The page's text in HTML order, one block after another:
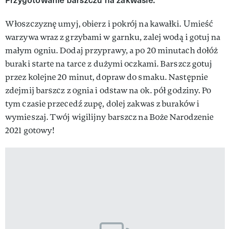
Włoszczyznę umyj, obierz i pokrój na kawałki. Umieść
warzywa wraz z grzybami w garnku, zalej wodą i gotuj na
małym ogniu. Dodaj przyprawy, a po 20 minutach dołóż
buraki starte na tarce z dużymi oczkami. Barszcz gotuj
przez kolejne 20 minut, dopraw do smaku. Następnie
zdejmij barszcz z ognia i odstaw na ok. pół godziny. Po
tym czasie przecedź zupę, dolej zakwas z buraków i
wymieszaj. Twój wigilijny barszcz na Boże Narodzenie
2021 gotowy!